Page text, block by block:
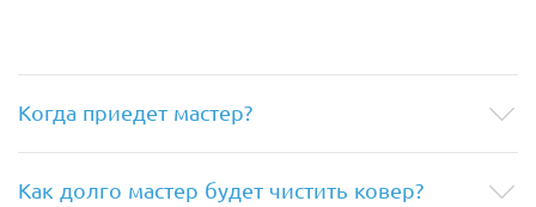
Когда приедет мастер?
Как долго мастер будет чистить ковер?